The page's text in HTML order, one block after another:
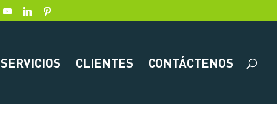
SERVICIOS CLIENTES CONTÁCTENOS